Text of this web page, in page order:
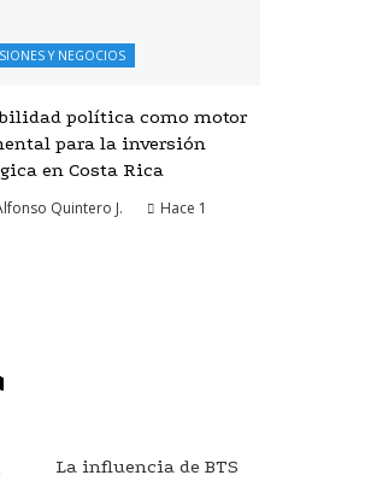
Y NEGOCIOS
política como motor
para la inversión
en Costa Rica
Quintero J.
Hace 1
La influencia de BTS